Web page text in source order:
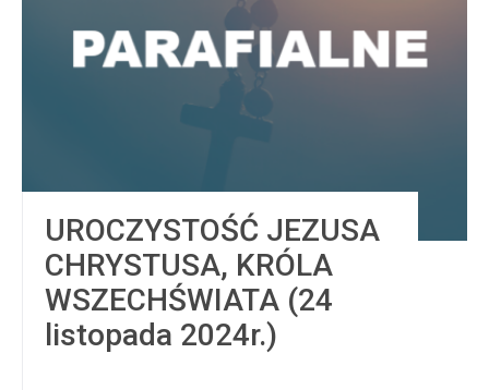
UROCZYSTOŚĆ JEZUSA
CHRYSTUSA, KRÓLA
WSZECHŚWIATA (24
listopada 2024r.)